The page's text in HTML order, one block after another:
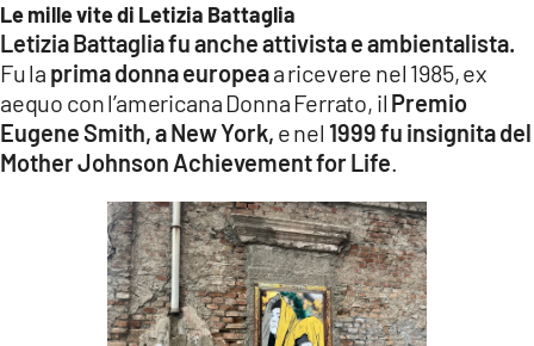
Le mille vite di Letizia Battaglia
Letizia Battaglia fu anche attivista e ambientalista.
Fu la prima donna europeaa ricevere nel 1985, ex
aequo con l’americana Donna Ferrato, il Premio
Eugene Smith, a New York, e nel 1999 fu insignita del
Mother Johnson Achievement for Life.